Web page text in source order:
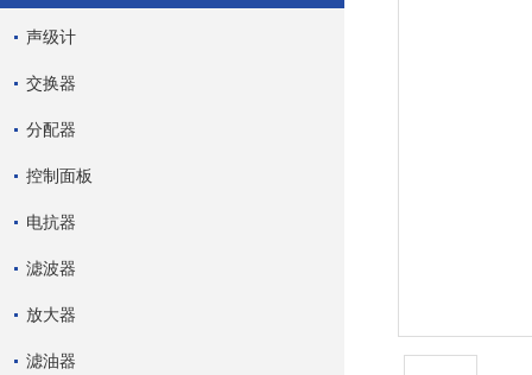
声级计
交换器
分配器
控制面板
电抗器
滤波器
放大器
滤油器